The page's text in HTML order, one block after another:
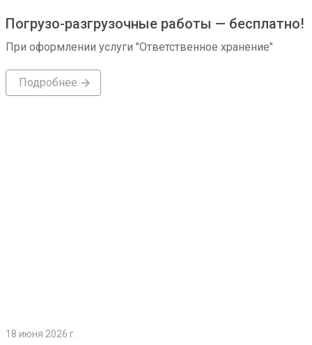
Погрузо-разгрузочные работы — бесплатно!
При оформлении услуги "Ответственное хранение"
Подробнее
18 июня 2026 г.